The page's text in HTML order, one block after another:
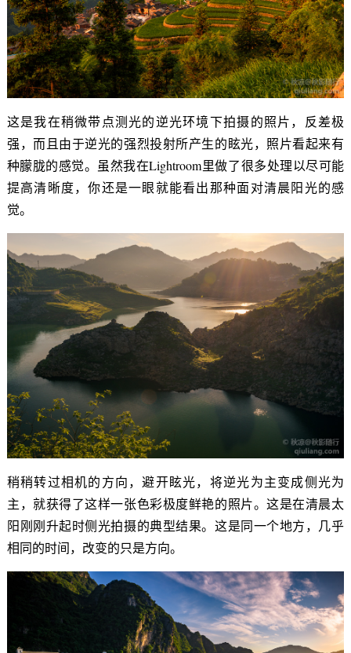
这是我在稍微带点测光的逆光环境下拍摄的照片，反差极
强，而且由于逆光的强烈投射所产生的眩光，照片看起来有
种朦胧的感觉。虽然我在Lightroom里做了很多处理以尽可能
提高清晰度，你还是一眼就能看出那种面对清晨阳光的感
觉。
稍稍转过相机的方向，避开眩光，将逆光为主变成侧光为
主，就获得了这样一张色彩极度鲜艳的照片。这是在清晨太
阳刚刚升起时侧光拍摄的典型结果。这是同一个地方，几乎
相同的时间，改变的只是方向。